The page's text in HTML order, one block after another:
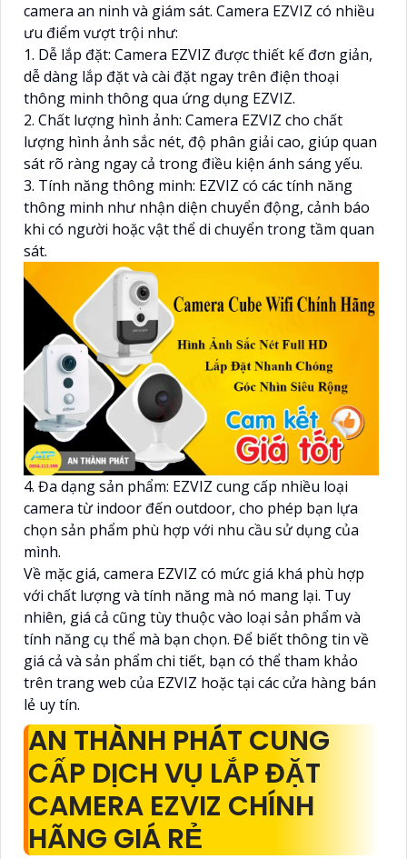
camera an ninh và giám sát. Camera EZVIZ có nhiều
ưu điểm vượt trội như:
1. Dễ lắp đặt: Camera EZVIZ được thiết kế đơn giản,
dễ dàng lắp đặt và cài đặt ngay trên điện thoại
thông minh thông qua ứng dụng EZVIZ.
2. Chất lượng hình ảnh: Camera EZVIZ cho chất
lượng hình ảnh sắc nét, độ phân giải cao, giúp quan
sát rõ ràng ngay cả trong điều kiện ánh sáng yếu.
3. Tính năng thông minh: EZVIZ có các tính năng
thông minh như nhận diện chuyển động, cảnh báo
khi có người hoặc vật thể di chuyển trong tầm quan
sát.
4. Đa dạng sản phẩm: EZVIZ cung cấp nhiều loại
camera từ indoor đến outdoor, cho phép bạn lựa
chọn sản phẩm phù hợp với nhu cầu sử dụng của
mình.
Về mặc giá, camera EZVIZ có mức giá khá phù hợp
với chất lượng và tính năng mà nó mang lại. Tuy
nhiên, giá cả cũng tùy thuộc vào loại sản phẩm và
tính năng cụ thể mà bạn chọn. Để biết thông tin về
giá cả và sản phẩm chi tiết, bạn có thể tham khảo
trên trang web của EZVIZ hoặc tại các cửa hàng bán
lẻ uy tín.
AN THÀNH PHÁT CUNG
CẤP DỊCH VỤ LẮP ĐẶT
CAMERA EZVIZ CHÍNH
HÃNG GIÁ RẺ